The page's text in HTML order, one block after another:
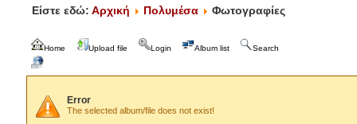
Είστε εδώ: Αρχική Πολυμέσα Φωτογραφίες
Home Upload file Login Album list Search
Error
The selected album/file does not exist!